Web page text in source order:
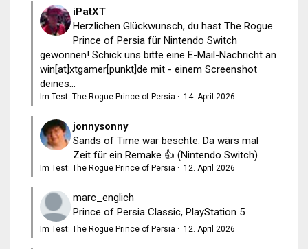
iPatXT
Herzlichen Glückwunsch, du hast The Rogue
Prince of Persia für Nintendo Switch
gewonnen! Schick uns bitte eine E-Mail-Nachricht an
win[at]xtgamer[punkt]de mit - einem Screenshot
deines...
Im Test: The Rogue Prince of Persia · 14. April 2026
jonnysonny
Sands of Time war beschte. Da wärs mal
Zeit für ein Remake 👍 (Nintendo Switch)
Im Test: The Rogue Prince of Persia · 12. April 2026
marc_englich
Prince of Persia Classic, PlayStation 5
Im Test: The Rogue Prince of Persia · 12. April 2026